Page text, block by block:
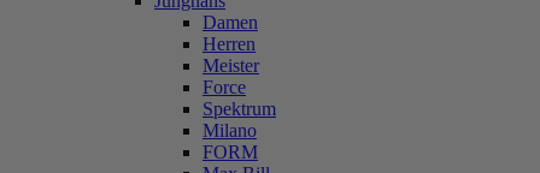
Damen
Herren
Meister
Force
Spektrum
Milano
FORM